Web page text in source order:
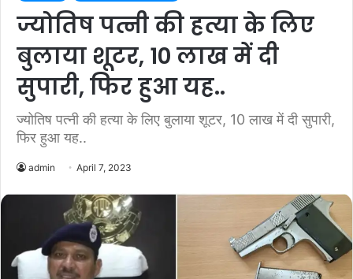
ज्योतिष पत्नी की हत्या के लिए
बुलाया शूटर, 10 लाख में दी
सुपारी, फिर हुआ यह..
ज्योतिष पत्नी की हत्या के लिए बुलाया शूटर, 10 लाख में दी सुपारी,
फिर हुआ यह..
admin April 7, 2023